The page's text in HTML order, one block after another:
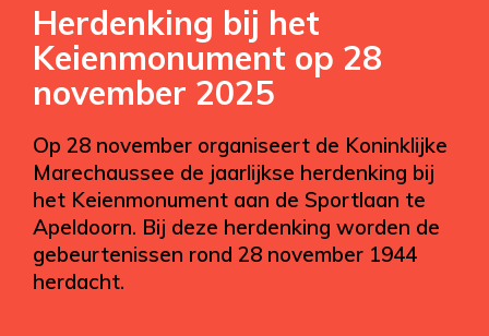
Herdenking bij het
Keienmonument op 28
november 2025
Op 28 november organiseert de Koninklijke
Marechaussee de jaarlijkse herdenking bij
het Keienmonument aan de Sportlaan te
Apeldoorn. Bij deze herdenking worden de
gebeurtenissen rond 28 november 1944
herdacht.